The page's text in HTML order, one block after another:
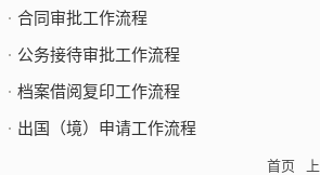
合同审批工作流程
公务接待审批工作流程
档案借阅复印工作流程
出国（境）申请工作流程
首页